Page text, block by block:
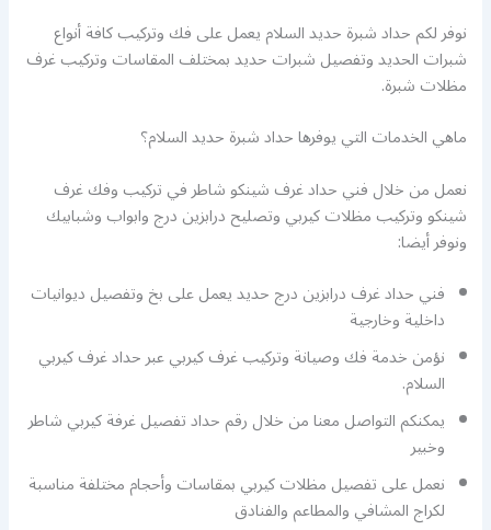
نوفر لكم حداد شبرة حديد السلام يعمل على فك وتركيب كافة أنواع
شبرات الحديد وتفصيل شبرات حديد بمختلف المقاسات وتركيب غرف
مظلات شبرة.
ماهي الخدمات التي يوفرها حداد شبرة حديد السلام؟
نعمل من خلال فني حداد غرف شينكو شاطر في تركيب وفك غرف
شينكو وتركيب مظلات كيربي وتصليح درابزين درج وابواب وشبابيك
ونوفر أيضا:
فني حداد غرف درابزين درج حديد يعمل على بخ وتفصيل ديوانيات
داخلية وخارجية
نؤمن خدمة فك وصيانة وتركيب غرف كيربي عبر حداد غرف كيربي
السلام.
يمكنكم التواصل معنا من خلال رقم حداد تفصيل غرفة كيربي شاطر
وخبير
نعمل على تفصيل مظلات كيربي بمقاسات وأحجام مختلفة مناسبة
لكراج المشافي والمطاعم والفنادق